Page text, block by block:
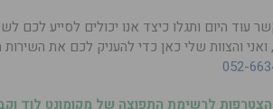
עוד היום ותגלו כיצד אנו יכולים לסייע
ואני והצוות שלי כאן כדי להעניק לכם את
052-
לרשימת התפוצה של מקומונט לוד